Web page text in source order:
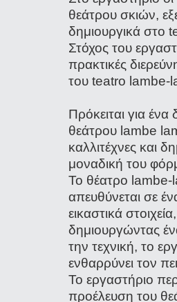
θεάτρου σκιών,
δημιουργικά στο
Στόχος του
πρακτικές
του teatro lambe-
Πρόκειται για
θεάτρου lambe
καλλιτέχνες και
μοναδική του
Το θέατρο
απευθύνεται σε
εικαστικά
δημιουργώντας
την τεχνική, το
ενθαρρύνει τον
Το εργαστήριο
προέλευση του